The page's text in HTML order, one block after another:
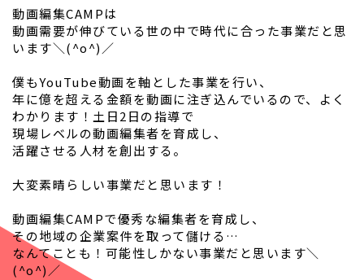
動画編集CAMPは
動画需要が伸びている世の中で時代に合った事業だと思
います＼(^o^)／
僕もYouTube動画を軸とした事業を行い、
年に億を超える金額を動画に注ぎ込んでいるので、よく
わかります！土日2日の指導で
現場レベルの動画編集者を育成し、
活躍させる人材を創出する。
大変素晴らしい事業だと思います！
動画編集CAMPで優秀な編集者を育成し、
その地域の企業案件を取って儲ける…
なんてことも！可能性しかない事業だと思います＼
(^o^)／